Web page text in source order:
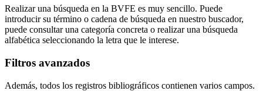
Realizar una búsqueda en la BVFE es muy sencillo. Puede
introducir su término o cadena de búsqueda en nuestro buscador,
puede consultar una categoría concreta o realizar una búsqueda
alfabética seleccionando la letra que le interese.
Filtros avanzados
Además, todos los registros bibliográficos contienen varios campos.